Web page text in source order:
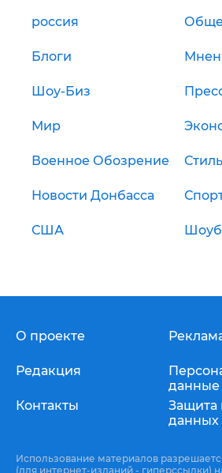
россия
Блоги
Шоу-Биз
Мир
Военное Обозрение Стиль
Новости Донбасса
США
О проекте
Редакция
Контакты
данные
Защита
данных
Использование материалов
(для интернет-изданий - гиперссылки)